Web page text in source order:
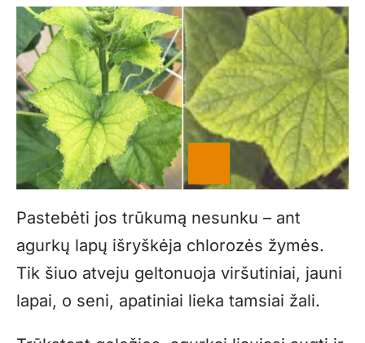
Pastebėti jos trūkumą nesunku – ant
agurkų lapų išryškėja chlorozės žymės.
Tik šiuo atveju geltonuoja viršutiniai, jauni
lapai, o seni, apatiniai lieka tamsiai žali.